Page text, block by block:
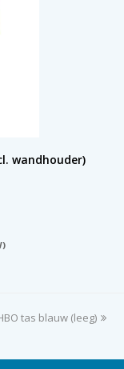
wandhouder)
tas blauw (leeg)